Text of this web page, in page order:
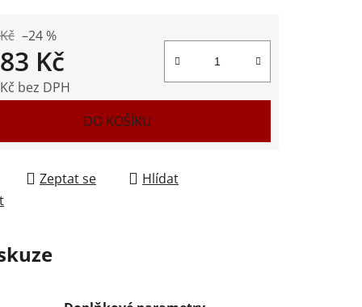
–24 %
Kč
bez DPH
DO KOŠÍKU
Zeptat se
Hlídat